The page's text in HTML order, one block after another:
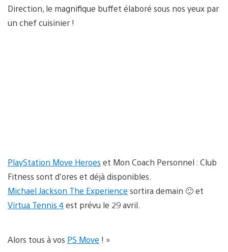
Direction, le magnifique buffet élaboré sous nos yeux par
un chef cuisinier !
PlayStation Move Heroes et Mon Coach Personnel : Club
Fitness sont d’ores et déjà disponibles.
Michael Jackson The Experience sortira demain 🙂 et
Virtua Tennis 4est prévu le 29 avril.
Alors tous à vos PS Move ! »